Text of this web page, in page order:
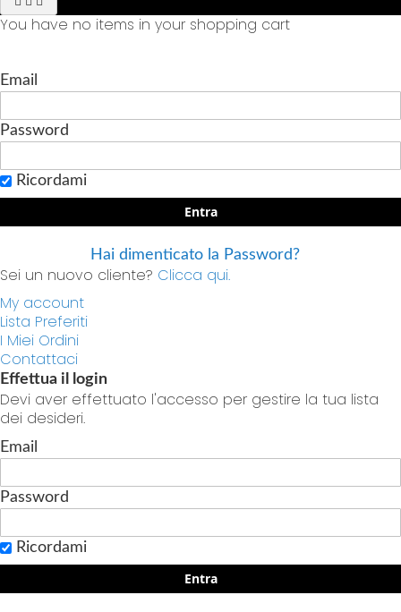
You have no items in your shopping cart
Email
Password
Ricordami
Entra
Hai dimenticato la Password?
Sei un nuovo cliente? Clicca qui.
My account
Lista Preferiti
I Miei Ordini
Contattaci
Effettua il login
Devi aver effettuato l'accesso per gestire la tua lista
dei desideri.
Email
Password
Ricordami
Entra